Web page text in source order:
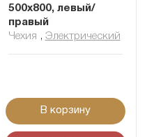
500x800, левый/
правый
Чехия , Электрический
В корзину